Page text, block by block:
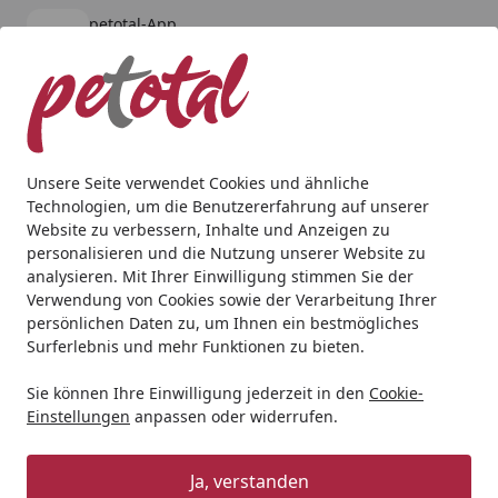
Unsere Seite verwendet Cookies und ähnliche
Technologien, um die Benutzererfahrung auf unserer
Website zu verbessern, Inhalte und Anzeigen zu
personalisieren und die Nutzung unserer Website zu
analysieren. Mit Ihrer Einwilligung stimmen Sie der
Verwendung von Cookies sowie der Verarbeitung Ihrer
persönlichen Daten zu, um Ihnen ein bestmögliches
Surferlebnis und mehr Funktionen zu bieten.
Sie können Ihre Einwilligung jederzeit in den Cookie-
Einstellungen anpassen oder widerrufen.
Ja, verstanden
petotal-App
kostenlos - Im App Store
Alle Produkte
Mein Konto
Suchen
Startseite
Hund Hundenassfutter Mjamjam MJAMJAM Purer
MJAMJAM Purer Fleischgenuss 400g
Dose Hundenassfutter Köstliches
Pferd PUR